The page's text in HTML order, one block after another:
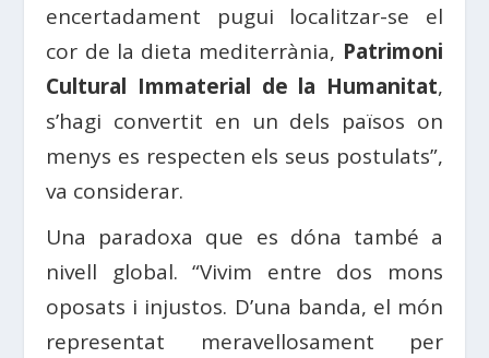
encertadament pugui localitzar-se el
cor de la dieta mediterrània, Patrimoni
Cultural Immaterial de la Humanitat,
s’hagi convertit en un dels països on
menys es respecten els seus postulats”,
va considerar.
Una paradoxa que es dóna també a
nivell global. “Vivim entre dos mons
oposats i injustos. D’una banda, el món
representat meravellosament per